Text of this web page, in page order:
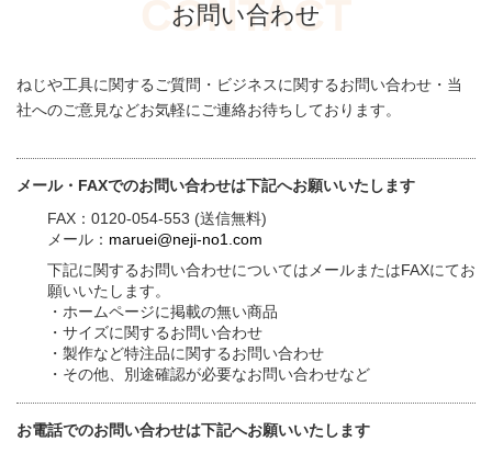
お問い合わせ
ねじや工具に関するご質問・ビジネスに関するお問い合わせ・当
社へのご意見などお気軽にご連絡お待ちしております。
メール・FAXでのお問い合わせは下記へお願いいたします
FAX：0120-054-553 (送信無料)
メール： maruei@neji-no1.com
下記に関するお問い合わせについてはメールまたはFAXにてお
願いいたします。
・ホームページに掲載の無い商品
・サイズに関するお問い合わせ
・製作など特注品に関するお問い合わせ
・その他、別途確認が必要なお問い合わせなど
お電話でのお問い合わせは下記へお願いいたします